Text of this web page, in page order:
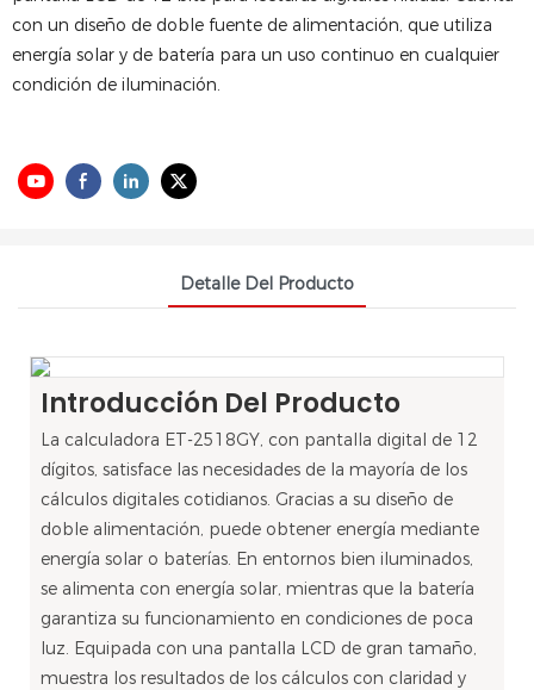
con un diseño de doble fuente de alimentación, que utiliza
energía solar y de batería para un uso continuo en cualquier
condición de iluminación.
Detalle Del Producto
Introducción Del Producto
La calculadora ET-2518GY, con pantalla digital de 12
dígitos, satisface las necesidades de la mayoría de los
cálculos digitales cotidianos. Gracias a su diseño de
doble alimentación, puede obtener energía mediante
energía solar o baterías. En entornos bien iluminados,
se alimenta con energía solar, mientras que la batería
garantiza su funcionamiento en condiciones de poca
luz. Equipada con una pantalla LCD de gran tamaño,
muestra los resultados de los cálculos con claridad y